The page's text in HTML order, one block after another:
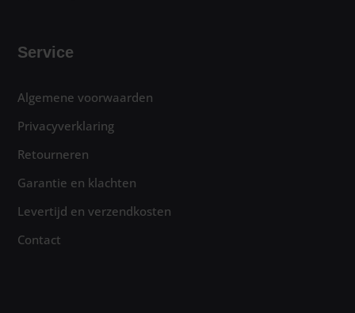
Service
Algemene voorwaarden
Privacyverklaring
Retourneren
Garantie en klachten
Levertijd en verzendkosten
Contact